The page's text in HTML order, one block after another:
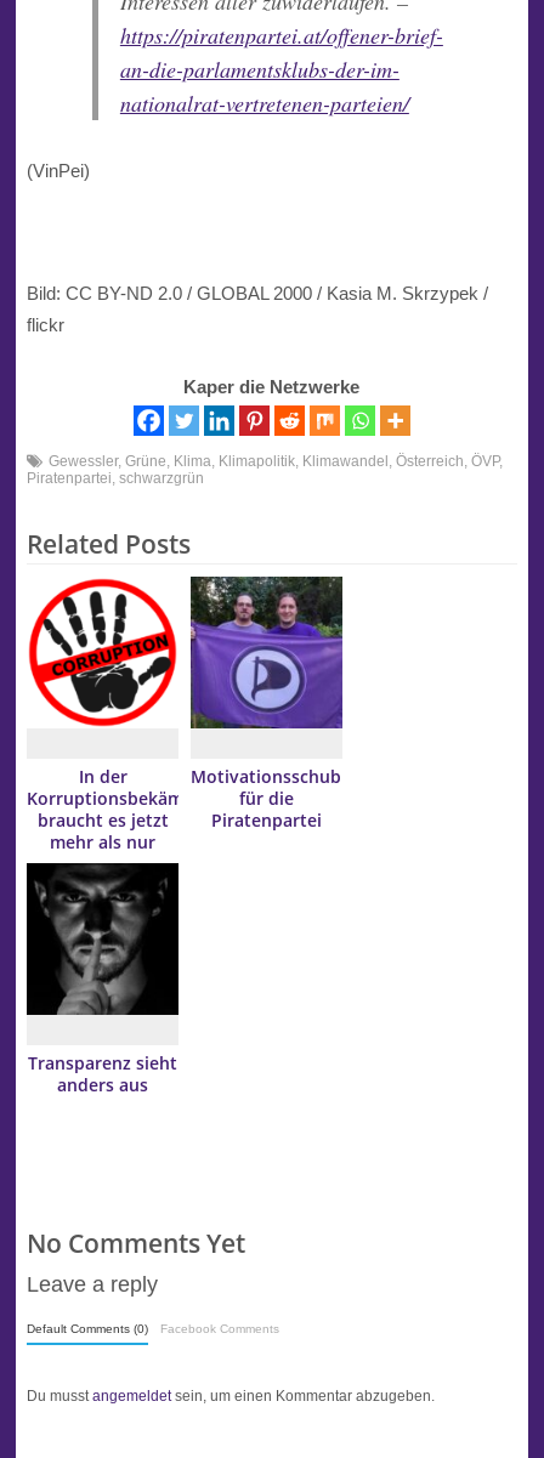
https://piratenpartei.at/offener-brief-
an-die-parlamentsklubs-der-im-
nationalrat-vertretenen-parteien/
(VinPei)
Bild: CC BY-ND 2.0 / GLOBAL 2000 / Kasia M. Skrzypek /
flickr
Kaper die Netzwerke
Gewessler, Grüne Klima Klimapolitik, Klimawandel Österreich ÖVP,
Piratenpartei schwarzgrün
Related Posts
In der
Korruptionsbekämpfung
braucht es jetzt
mehr als nur
Lippenbekenntnisse
Motivationsschub
für die
Piratenpartei
Transparenz sieht
anders aus
No Comments Yet
Leave a reply
Default Comments (0) Facebook Comments
Du musstangemeldetsein, um einen Kommentar abzugeben.